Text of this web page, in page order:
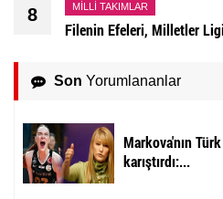
8 MILLI TAKIMLAR
Filenin Efeleri, Milletler
Son Yorumlananlar
Markova'nın
karıştırdı:...